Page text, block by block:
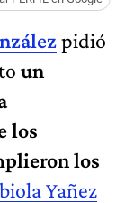
pidió
un
los
los
Yañez